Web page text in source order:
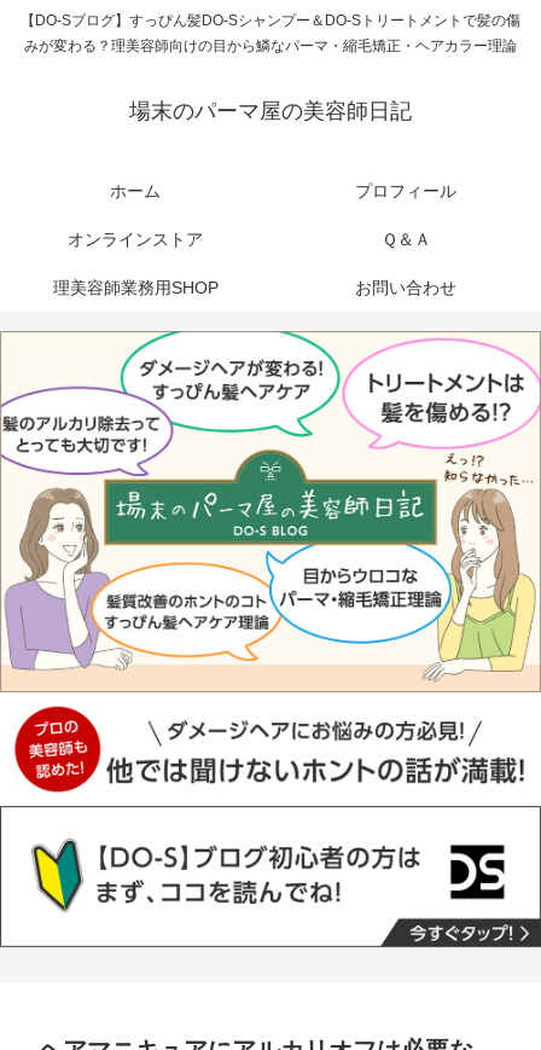
【DO-Sブログ】すっぴん髪DO-Sシャンプー＆DO-Sトリートメントで髪の傷
みが変わる？理美容師向けの目から鱗なパーマ・縮毛矯正・ヘアカラー理論
場末のパーマ屋の美容師日記
ホーム プロフィール
オンラインストア Ｑ＆Ａ
理美容師業務用SHOP お問い合わせ